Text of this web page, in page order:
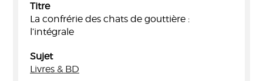
Titre
La confrérie des chats de gouttière :
l’intégrale
Sujet
Livres & BD